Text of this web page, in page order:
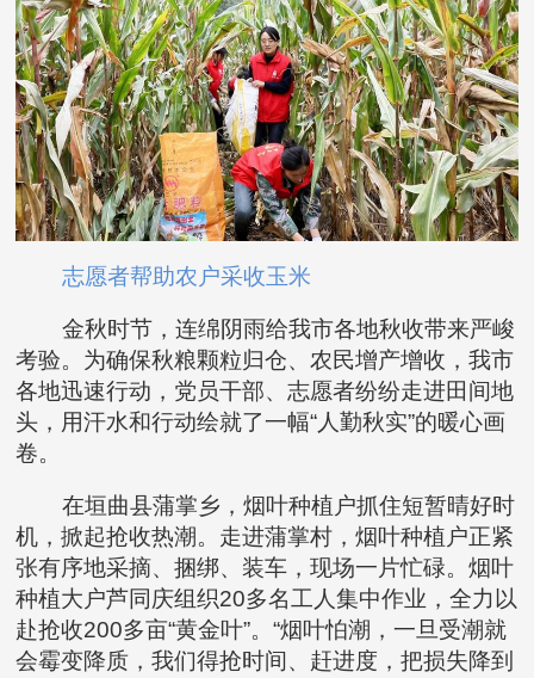
志愿者帮助农户采收玉米
金秋时节，连绵阴雨给我市各地秋收带来严峻
考验。为确保秋粮颗粒归仓、农民增产增收，我市
各地迅速行动，党员干部、志愿者纷纷走进田间地
头，用汗水和行动绘就了一幅“人勤秋实”的暖心画
卷。
在垣曲县蒲掌乡，烟叶种植户抓住短暂晴好时
机，掀起抢收热潮。走进蒲掌村，烟叶种植户正紧
张有序地采摘、捆绑、装车，现场一片忙碌。烟叶
种植大户芦同庆组织20多名工人集中作业，全力以
赴抢收200多亩“黄金叶”。“烟叶怕潮，一旦受潮就
会霉变降质，我们得抢时间、赶进度，把损失降到